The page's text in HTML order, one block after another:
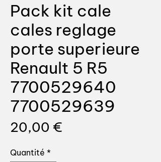
Pack kit cale
cales reglage
porte superieure
Renault 5 R5
7700529640
7700529639
20,00 €
Quantité *